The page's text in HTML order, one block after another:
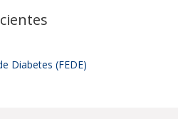
Diabetes (FEDE)